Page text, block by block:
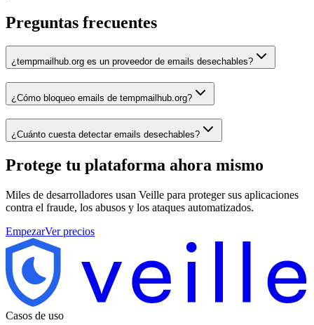
Preguntas frecuentes
¿tempmailhub.org es un proveedor de emails desechables?
¿Cómo bloqueo emails de tempmailhub.org?
¿Cuánto cuesta detectar emails desechables?
Protege tu plataforma ahora mismo
Miles de desarrolladores usan Veille para proteger sus aplicaciones
contra el fraude, los abusos y los ataques automatizados.
EmpezarVer precios
Casos de uso